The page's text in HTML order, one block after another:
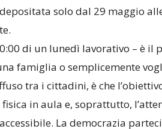
solo dal 29 maggio
di un lunedì lavorativo – è
famiglia o semplicemente
tra i cittadini, è che
in aula e, soprattutto,
La democrazia